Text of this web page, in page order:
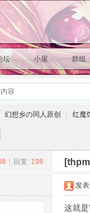
坛 小屋 群组
幻想乡の同人原创 红魔
回复: 198
发
这就